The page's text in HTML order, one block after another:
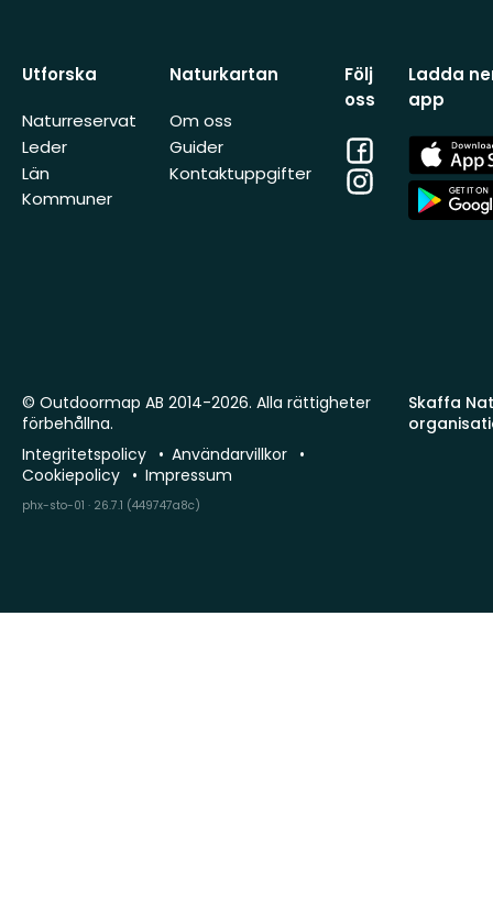
Utforska
Naturreservat
Leder
Län
Kommuner
Naturkartan
Om oss
Guider
Kontaktuppgifter
Följ
oss
Facebook
Instagram
Ladda
app
App
Store
App
Store
Skaffa
© Outdoormap AB 2014-2026. Alla rättigheter
förbehållna.
Integritetspolicy
Användarvillkor
Cookiepolicy
Impressum
phx-sto-01 · 26.7.1 (449747a8c)